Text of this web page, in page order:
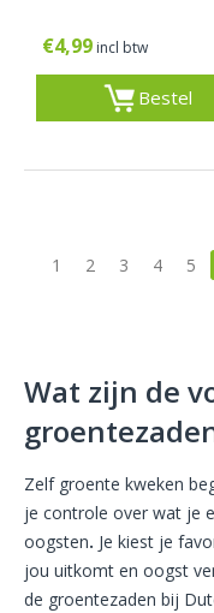
€4,99 incl btw
Bestel
1 2 3 4 5
Wat zijn de
Zelf groente kweken
je controle over wat je
oogsten. Je kiest je
jou uitkomt en oogst
de groentezaden bij